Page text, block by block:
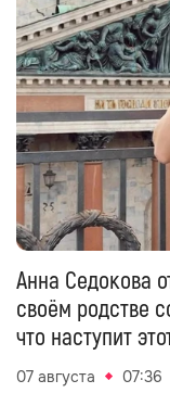
Анна Седокова
своём родстве
что наступит
07 августа 07:36